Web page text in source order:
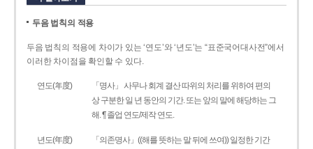
두음 법칙의 적용
두음 법칙의 적용에 차이가 있는 ‘연도’와 ‘년도’는 “표준국어대사전”에서
이러한 차이점을 확인할 수 있다.
연도(年度)
「명사」 사무나 회계 결산 따위의 처리를 위하여 편의
상 구분한 일 년 동안의 기간. 또는 앞의 말에 해당하는 그
해. ¶ 졸업 연도/제작 연도.
년도(年度)
「의존명사」((해를 뜻하는 말 뒤에 쓰여)) 일정한 기간